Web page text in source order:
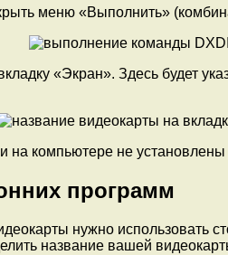
меню «Выполнить»
«Экран». Здесь будет
на компьютере не
программ
нужно использовать
название вашей